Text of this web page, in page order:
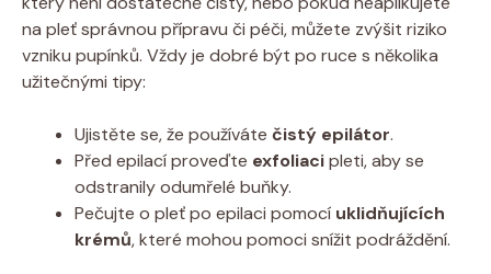
na pleť správnou přípravu⁤ či péči, můžete zvýšit riziko
vzniku pupínků. Vždy je ⁤dobré ‍být po ‌ruce⁣ s několika
užitečnými tipy:
Ujistěte se, že ⁤používáte čistý epilátor.
Před ‌epilací proveďte exfoliacipleti, aby ​se
odstranily ‍odumřelé ⁣buňky.
Pečujte o pleť po epilaci pomocí uklidňujících
⁤krémů, které mohou pomoci snížit podráždění.